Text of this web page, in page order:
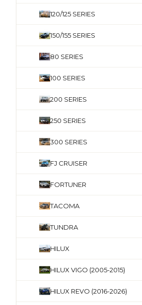
120/125 SERIES
150/155 SERIES
80 SERIES
100 SERIES
200 SERIES
250 SERIES
300 SERIES
FJ CRUISER
FORTUNER
TACOMA
TUNDRA
HILUX
HILUX VIGO (2005-2015)
HILUX REVO (2016-2026)